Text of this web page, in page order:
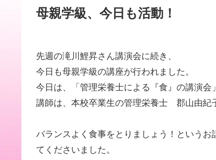
母親学級、今日も活動！
先週の滝川鯉昇さん講演会に続き、
今日も母親学級の講座が行われました。
今日は、「管理栄養士による『食』の講演会
講師は、本校卒業生の管理栄養士 郡山由紀
バランスよく食事をとりましょう！という
てくださいました。